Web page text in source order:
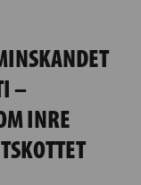
–
INRE